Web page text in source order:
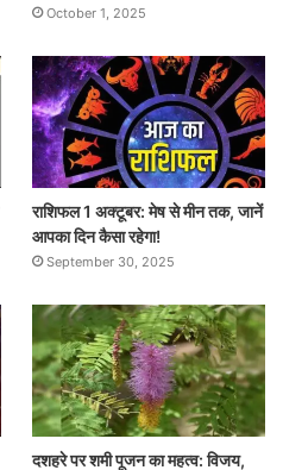
October 1, 2025
राशिफल 1 अक्टूबर: मेष से मीन तक, जानें
आपका दिन कैसा रहेगा!
September 30, 2025
दशहरे पर शमी पूजन का महत्व: विजय,